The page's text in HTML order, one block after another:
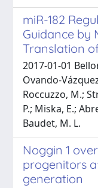
miR-182
Guidance by
Translation
2017-01-01
Ovando-
Roccuzzo, M.;
P.; Miska, E.;
Baudet, M. L.
Noggin 1
progenitors
generation